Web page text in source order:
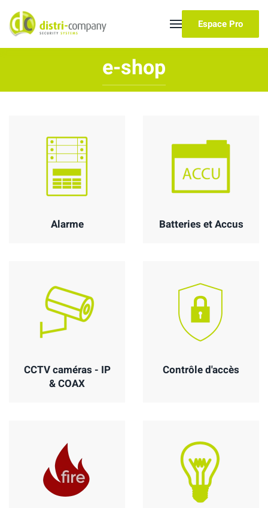
Skip to main content
Espace Pro
e-shop
Alarme Batteries et Accus
CCTV caméras - IP
& COAX
Contrôle d'accès